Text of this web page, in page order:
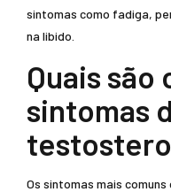
sintomas como fadiga,
na libido.
Quais são
sintomas
Os sintomas mais